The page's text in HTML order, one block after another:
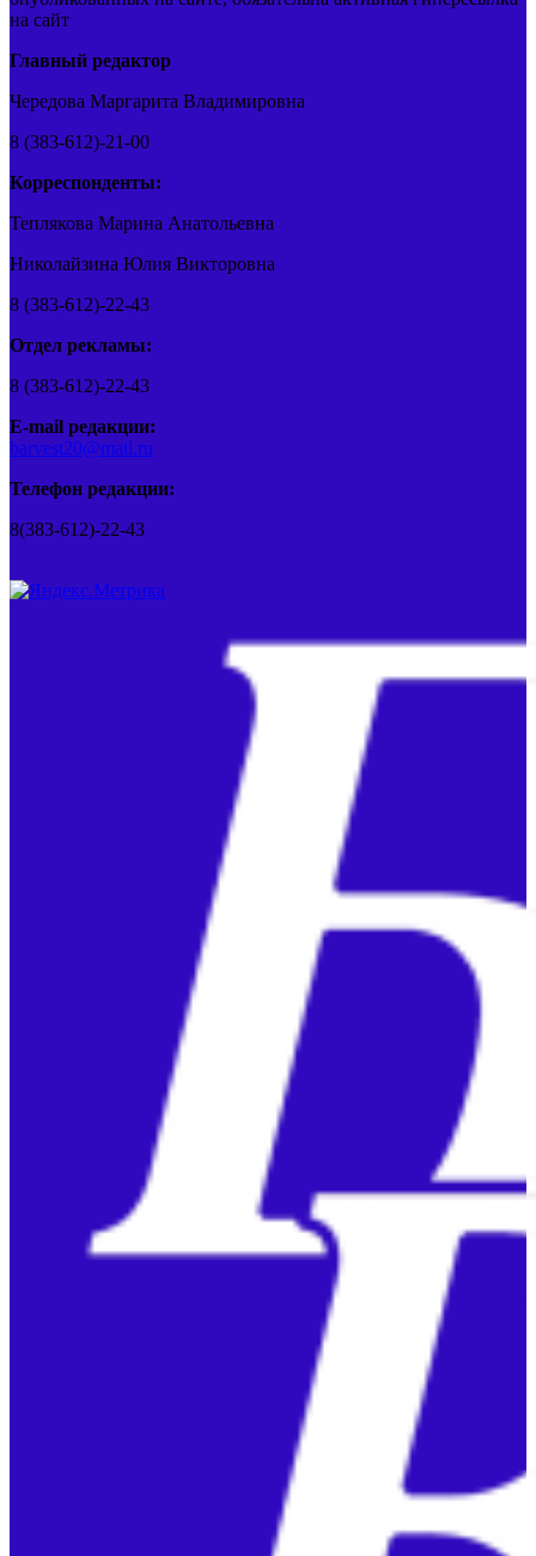
на сайт
Главный редактор
Чередова Маргарита Владимировна
8 (383-612)-21-00
Корреспонденты:
Теплякова Марина Анатольевна
Николайзина Юлия Викторовна
8 (383-612)-22-43
Отдел рекламы:
8 (383-612)-22-43
E-mail редакции:
barvest20@mail.ru
Телефон редакции:
8(383-612)-22-43